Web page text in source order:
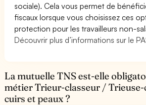
sociale). Cela vous permet de
fiscaux lorsque vous choisissez ces
protection pour les travailleurs non-
Découvrir plus d’informations sur le
La mutuelle TNS est-elle
métier Trieur-classeur / Trieuse-
cuirs et peaux ?